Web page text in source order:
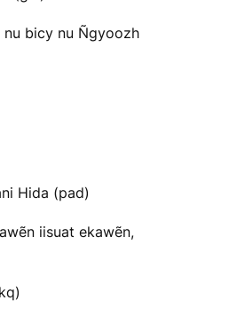
bicy nu Ñgyoozh
Hida (pad)
iisuat ekawẽn,